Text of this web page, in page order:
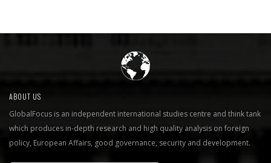
ABOUT US
GlobalFocus is an independent international studies centre and think tank
which produces in-depth research and high quality analysis on foreign
policy, European Affairs, good governance, security and development.